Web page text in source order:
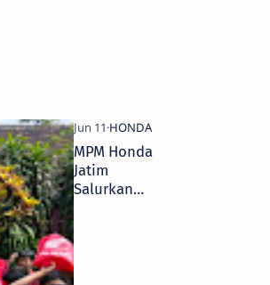
MPM Honda
Jatim
Salurkan
Perlengkapan
Sekolah dan
Edukasi
Safety Riding